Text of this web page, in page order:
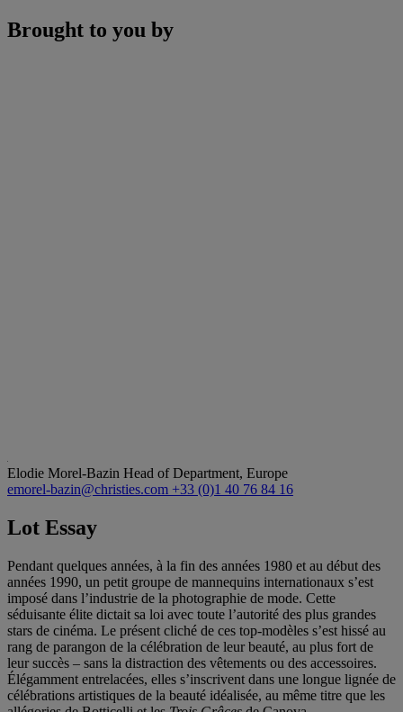
Brought to you by
Elodie Morel-Bazin Head of Department, Europe
emorel-bazin@christies.com +33 (0)1 40 76 84 16
Lot Essay
Pendant quelques années, à la fin des années 1980 et au début des
années 1990, un petit groupe de mannequins internationaux s’est
imposé dans l’industrie de la photographie de mode. Cette
séduisante élite dictait sa loi avec toute l’autorité des plus grandes
stars de cinéma. Le présent cliché de ces top-modèles s’est hissé au
rang de parangon de la célébration de leur beauté, au plus fort de
leur succès – sans la distraction des vêtements ou des accessoires.
Élégamment entrelacées, elles s’inscrivent dans une longue lignée de
célébrations artistiques de la beauté idéalisée, au même titre que les